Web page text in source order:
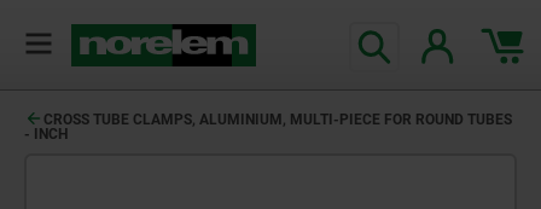
CROSS TUBE CLAMPS, ALUMINIUM, MULTI-PIECE FOR ROUND TUBES
- INCH